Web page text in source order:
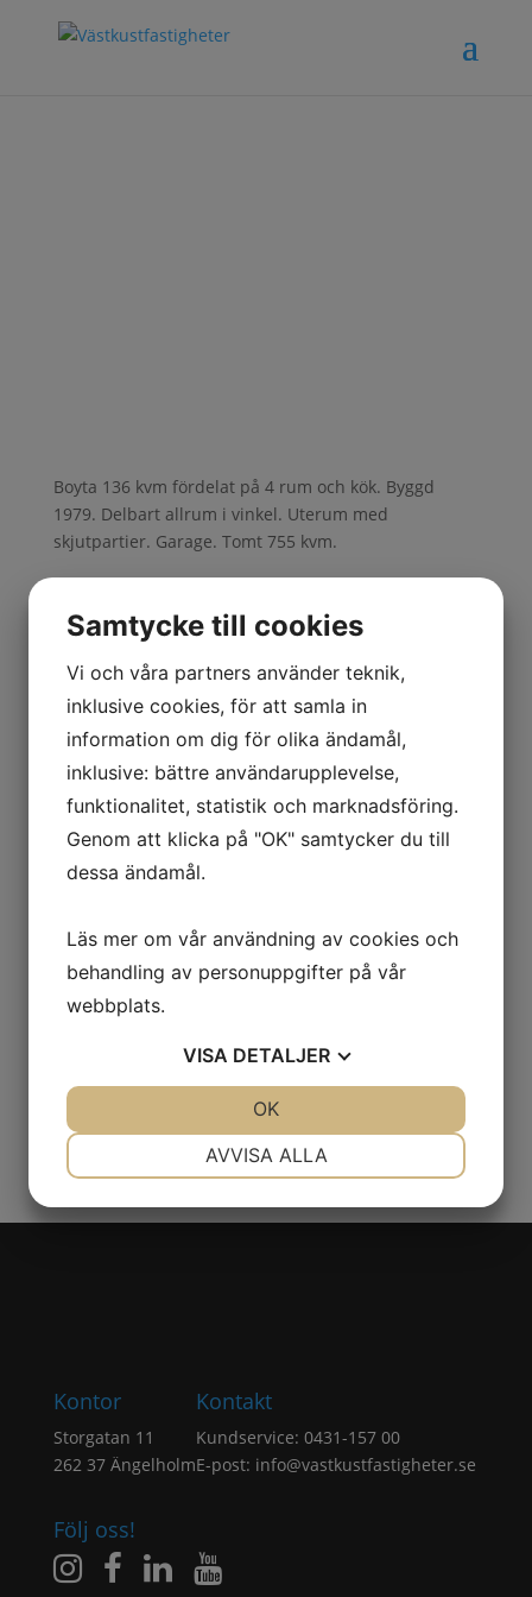
Boyta 136 kvm fördelat på 4 rum och kök. Byggd
1979. Delbart allrum i vinkel. Uterum med
skjutpartier. Garage. Tomt 755 kvm.
Kontakta oss
Att sälja
Att köpa
Annat/Övrigt
11 + 12= Skicka
Kontor
Storgatan 11
262 37 Ängelholm
Kontakt
Kundservice: 0431-157 00
E-post: info@vastkustfastigheter.se
Följ oss!
Samtycke till cookies
Vi och våra partners använder teknik,
inklusive cookies, för att samla in
information om dig för olika ändamål,
inklusive: bättre användarupplevelse,
funktionalitet, statistik och marknadsföring.
Genom att klicka på "OK" samtycker du till
dessa ändamål.
Läs mer om vår användning av cookies och
behandling av personuppgifter på vår
webbplats.
VISA DETALJER
MARKNADSFÖRING STATISTIK
AVVISA ALLA
OK